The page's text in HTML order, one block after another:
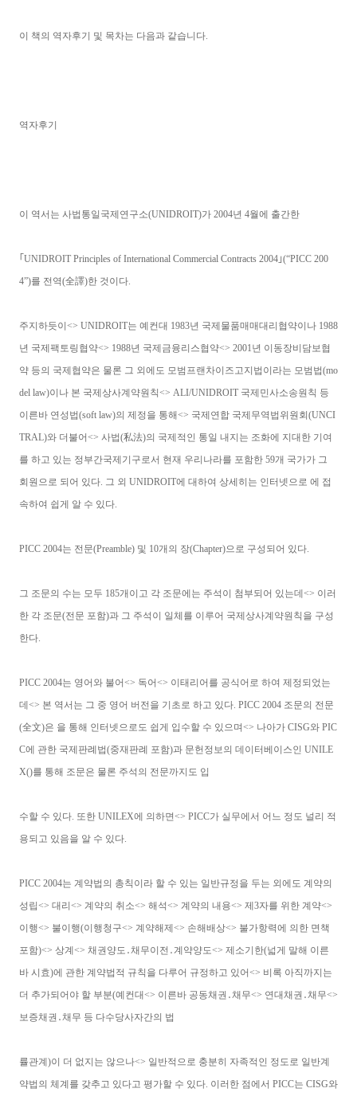
이 책의 역자후기 및 목차는 다음과 같습니다.
역자후기
이 역서는 사법통일국제연구소(UNIDROIT)가 2004년 4월에 출간한
｢UNIDROIT Principles of International Commercial Contracts 2004｣(“PICC 200
4”)를 전역(全譯)한 것이다.
주지하듯이<> UNIDROIT는 예컨대 1983년 국제물품매매대리협약이나 1988
년 국제팩토링협약<> 1988년 국제금융리스협약<> 2001년 이동장비담보협
약 등의 국제협약은 물론 그 외에도 모범프랜차이즈고지법이라는 모범법(mo
del law)이나 본 국제상사계약원칙<> ALI/UNIDROIT 국제민사소송원칙 등
이른바 연성법(soft law)의 제정을 통해<> 국제연합 국제무역법위원회(UNCI
TRAL)와 더불어<> 사법(私法)의 국제적인 통일 내지는 조화에 지대한 기여
를 하고 있는 정부간국제기구로서 현재 우리나라를 포함한 59개 국가가 그
회원으로 되어 있다. 그 외 UNIDROIT에 대하여 상세히는 인터넷으로 에 접
속하여 쉽게 알 수 있다.
PICC 2004는 전문(Preamble) 및 10개의 장(Chapter)으로 구성되어 있다.
그 조문의 수는 모두 185개이고 각 조문에는 주석이 첨부되어 있는데<> 이러
한 각 조문(전문 포함)과 그 주석이 일체를 이루어 국제상사계약원칙을 구성
한다.
PICC 2004는 영어와 불어<> 독어<> 이태리어를 공식어로 하여 제정되었는
데<> 본 역서는 그 중 영어 버전을 기초로 하고 있다. PICC 2004 조문의 전문
(全文)은 을 통해 인터넷으로도 쉽게 입수할 수 있으며<> 나아가 CISG와 PIC
C에 관한 국제판례법(중재판례 포함)과 문헌정보의 데이터베이스인 UNILE
X()를 통해 조문은 물론 주석의 전문까지도 입
수할 수 있다. 또한 UNILEX에 의하면<> PICC가 실무에서 어느 정도 널리 적
용되고 있음을 알 수 있다.
PICC 2004는 계약법의 총칙이라 할 수 있는 일반규정을 두는 외에도 계약의
성립<> 대리<> 계약의 취소<> 해석<> 계약의 내용<> 제3자를 위한 계약<>
이행<> 불이행(이행청구<> 계약해제<> 손해배상<> 불가항력에 의한 면책
포함)<> 상계<> 채권양도․채무이전․계약양도<> 제소기한(넓게 말해 이른
바 시효)에 관한 계약법적 규칙을 다루어 규정하고 있어<> 비록 아직까지는
더 추가되어야 할 부분(예컨대<> 이른바 공동채권․채무<> 연대채권․채무<>
보증채권․채무 등 다수당사자간의 법
률관계)이 더 없지는 않으나<> 일반적으로 충분히 자족적인 정도로 일반계
약법의 체계를 갖추고 있다고 평가할 수 있다. 이러한 점에서 PICC는 CISG와